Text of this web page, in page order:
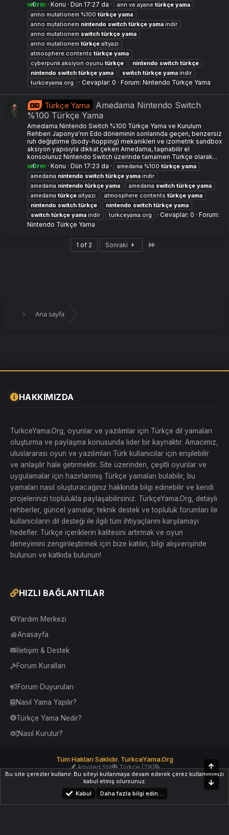
w0rm
Konu Dün 17:27 da ann ve ayane türkçe yama
anno mutationem %100 türkçe yama
anno mutationem nintendo switch türkçe yama i̇ndir
anno mutationem switch türkçe yama
anno mutationem türkçe altyazı
atmosphere contents türkçe yama
cyberpunk aksiyon oyunu türkçe nintendo switch türkçe
nintendo switch türkçe yama switch türkçe yama indir
turkceyama.org
Cevaplar: 0 Forum: Nintendo Türkçe Yama
Türkçe Yama
Amedama Nintendo Switch
%100 Türkçe Yama
Amedama Nintendo Switch %100 Türkçe Yama ve Kurulum
Rehberi Japonya'nın Edo döneminin sonlarında geçen, benzersiz
ruh değiştirme (body-hopping) mekanikleri ve izometrik sandbox
aksiyon yapısıyla dikkat çeken Amedama, taşınabilir el
konsolunuz Nintendo Switch üzerinde tamamen Türkçe olarak...
w0rm
Konu Dün 17:23 da amedama %100 türkçe yama
amedama nintendo switch türkçe yama i̇ndir
amedama nintendo türkçe yama amedama switch türkçe yama
amedama türkçe altyazı atmosphere contents türkçe yama
nintendo switch türkçe nintendo switch türkçe yama
switch türkçe yama indir turkceyama.org Cevaplar: 0
Forum:
Nintendo Türkçe Yama
1 of 2 Sonraki Son
Ana sayfa
HAKKIMIZDA
TurkceYama.Org, oyunlar ve yazılımlar için Türkçe dil yamaları
oluşturma ve paylaşma konusunda lider bir kaynaktır. Amacımız,
uluslararası oyun ve yazılımları Türk kullanıcılar için erişilebilir
ve anlaşılır hale getirmektir. Site üzerinden, çeşitli oyunlar ve
uygulamalar için hazırlanmış Türkçe yamaları bulabilir, bu
yamaları nasıl oluşturacağınız hakkında bilgi edinebilir ve kendi
projelerinizi toplulukla paylaşabilirsiniz. TürkçeYama.Org, detaylı
rehberler, güncel yamalar, teknik destek ve topluluk forumları ile
kullanıcıların dil desteği ile ilgili tüm ihtiyaçlarını karşılamayı
hedefler. Türkçe içeriklerin kalitesini artırmak ve oyun
deneyimini zenginleştirmek için bize katılın, bilgi alışverişinde
bulunun ve katkıda bulunun!
HIZLI BAĞLANTILAR
Yardım Merkezi
Anasayfa
İletişim & Destek
Forum Kuralları
Forum Duyuruları
Nasıl Yama Yapılır?
Türkçe Yama Nedir?
Nasıl Kurulur?
Tüm Hakları Saklıdır. TurkceYama.Org
Amoled Stil
Türkçe (TR)
YardımİletişimKurallar Yukarı Dön
Bu site çerezler kullanır. Bu siteyi kullanmaya devam ederek çerez kullanımımızı
kabul etmiş olursunuz.
Kabul
Daha fazla bilgi edin…